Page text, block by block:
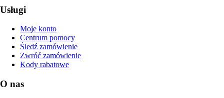
Usługi
Moje konto
Centrum pomocy
Śledź zamówienie
Zwróć zamówienie
Kody rabatowe
O nas